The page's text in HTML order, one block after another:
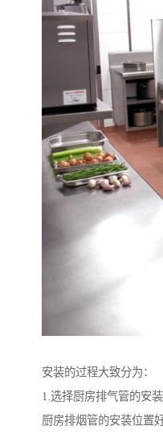
安装的过程大致分为：
1.选择厨房排气管的安
厨房排烟管的安装位置